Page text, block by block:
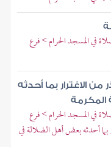
في المسجد الحرام > فرع
الاغترار بما أحدثه
المكرمة
في المسجد الحرام > فرع
بما أحدثه بعض أهل الضلالة في